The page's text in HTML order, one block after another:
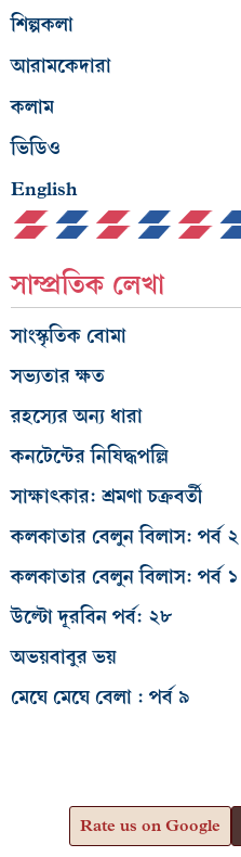
শিল্পকলা
আরামকেদারা
কলাম
ভিডিও
English
সাম্প্রতিক লেখা
সাংস্কৃতিক বোমা
সভ্যতার ক্ষত
রহস্যের অন্য ধারা
কনটেন্টের নিষিদ্ধপল্লি
সাক্ষাৎকার: শ্রমণা চক্রবর্তী
কলকাতার বেলুন বিলাস: পর্ব ২
কলকাতার বেলুন বিলাস: পর্ব ১
উল্টো দূরবিন পর্ব: ২৮
অভয়বাবুর ভয়
মেঘে মেঘে বেলা : পর্ব ৯
Rate us on Google